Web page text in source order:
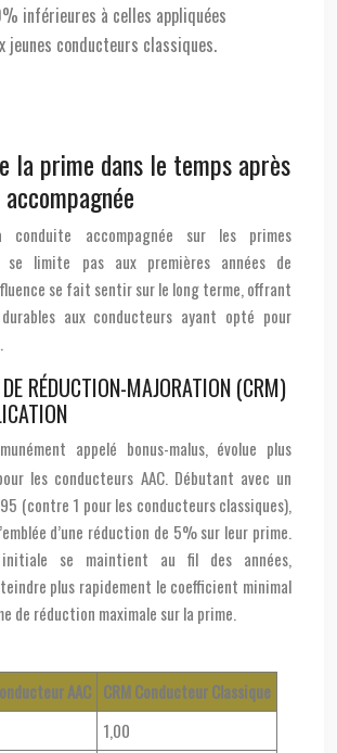
inférieures à celles appliquées
jeunes conducteurs classiques.
la prime dans le temps après
conduite accompagnée sur les primes
se limite pas aux premières années de
se fait sentir sur le long terme, offrant
aux conducteurs ayant opté pour
RÉDUCTION-MAJORATION (CRM)
appelé bonus-malus, évolue plus
les conducteurs AAC. Débutant avec un
(contre 1 pour les conducteurs classiques),
d’une réduction de 5% sur leur prime.
se maintient au fil des années,
plus rapidement le coefficient minimal
de réduction maximale sur la prime.
AAC CRM Conducteur Classique
1,00